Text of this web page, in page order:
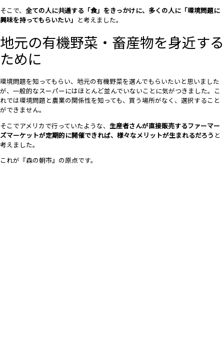
そこで、 全ての人に共通する「食」をきっかけに、多くの人に「環境問題に
興味を持ってもらいたい」 と考えました。
地元の有機野菜・畜産物を身近する
ために
環境問題を知ってもらい、地元の有機野菜を選んでもらいたいと思いました
が、一般的なスーパーにはほとんど並んでいないことに気がつきました。こ
れでは環境問題と農業の関係性を知っても、買う場所がなく、選択すること
ができません。
そこでアメリカで行っていたような、 生産者さんが直接販売するファーマー
ズマーケットが定期的に開催できれば、様々なメリットが生まれるだろう と
考えました。
これが『森の朝市』の原点です。